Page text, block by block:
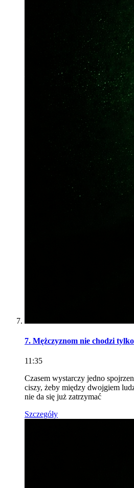
7. Mężczyznom nie chodzi
11:35
Czasem wystarczy jedno
ciszy, żeby między dwojgiem
nie da się już zatrzymać
Szczegóły